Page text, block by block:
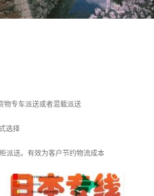
物专车派送或者混载派送
选择
派送。有效为客户节约物流成本